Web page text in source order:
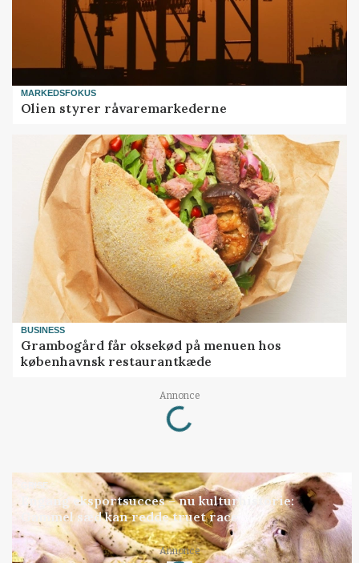
MARKEDSFOKUS
Olien styrer råvaremarkederne
BUSINESS
Grambogård får oksekød på menuen hos
københavnsk restaurantkæde
Annonce
Loading...
GRISE
Engang eksportsucces – nu kulturhistorie:
Gammel sæd kan redde truet race
Annonce